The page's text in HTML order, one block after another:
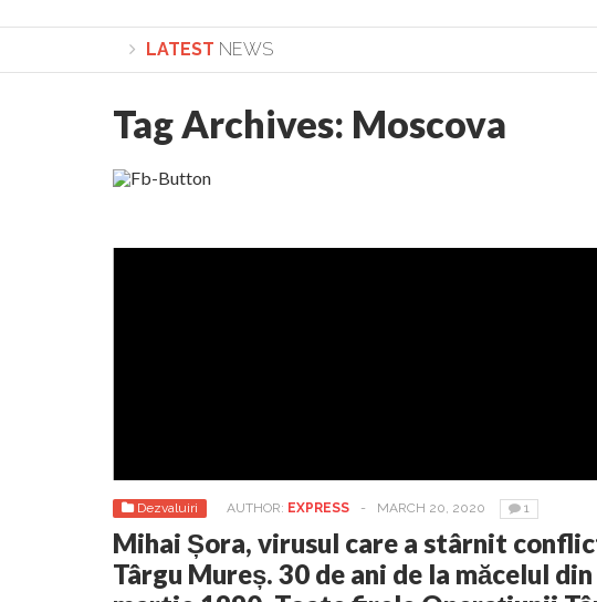
LATEST NEWS
Lepădarea de sine și urmarea lui Hristos. Calea spre desăvârșire.
Tag Archives: Moscova
Dezvaluiri AUTHOR: EXPRESS - MARCH 20, 2020 1
Mihai Șora, virusul care a stârnit
Târgu Mureș. 30 de ani de la măcelul